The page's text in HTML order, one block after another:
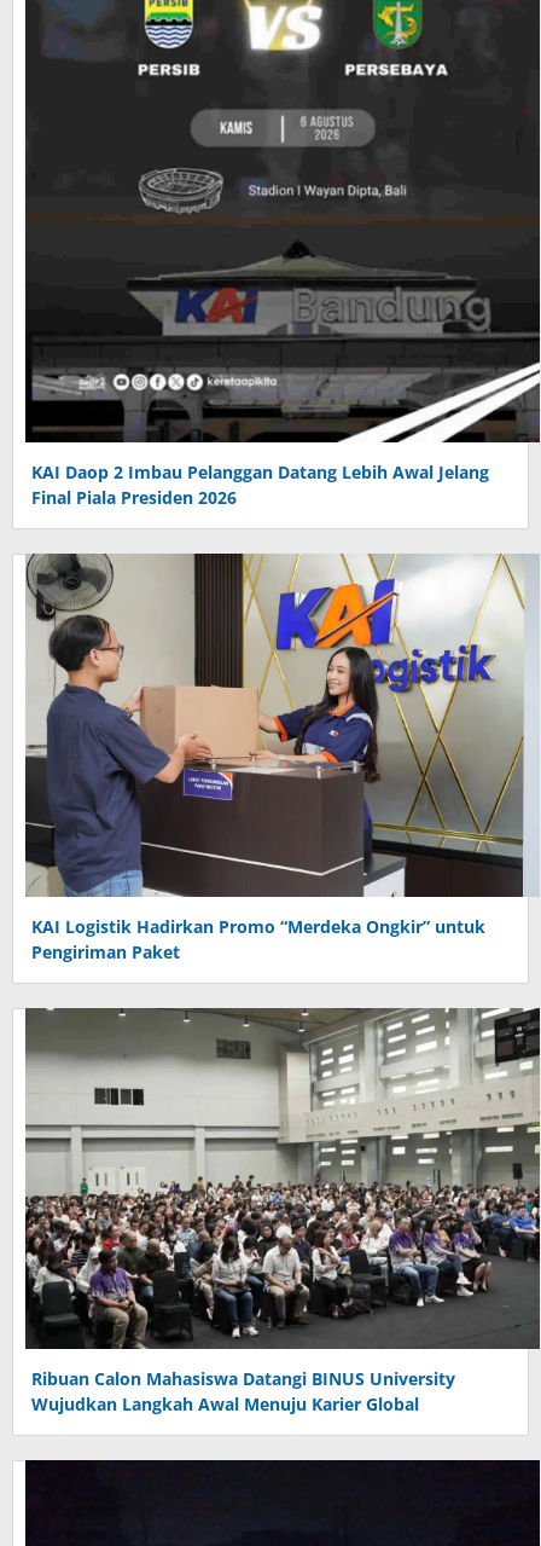
KAI Daop 2 Imbau Pelanggan Datang Lebih Awal Jelang
Final Piala Presiden 2026
KAI Logistik Hadirkan Promo “Merdeka Ongkir” untuk
Pengiriman Paket
Ribuan Calon Mahasiswa Datangi BINUS University
Wujudkan Langkah Awal Menuju Karier Global